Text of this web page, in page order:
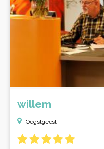
willem
Oegstgeest